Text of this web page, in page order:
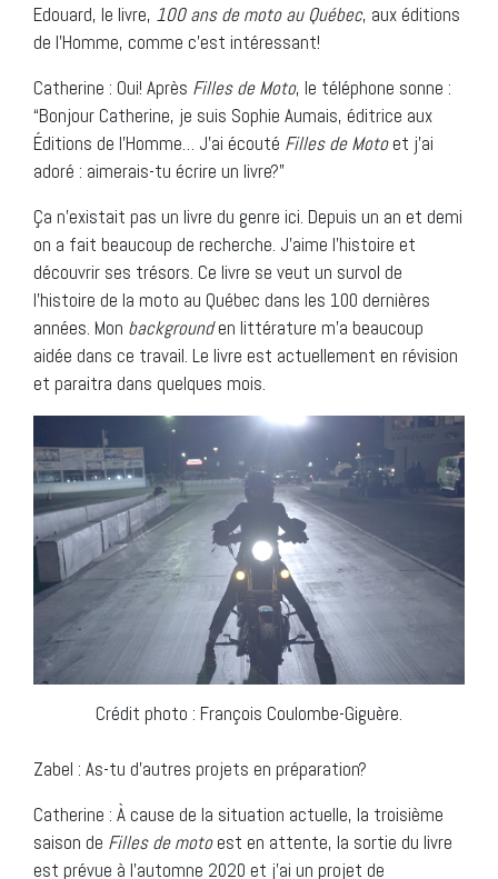
Edouard, le livre, 100 ans de moto au Québec, aux éditions
de l’Homme, comme c’est intéressant!
Catherine : Oui! Après Filles de Moto, le téléphone sonne :
“Bonjour Catherine, je suis Sophie Aumais, éditrice aux
Éditions de l’Homme… J’ai écouté Filles de Motoet j’ai
adoré : aimerais-tu écrire un livre?”
Ça n’existait pas un livre du genre ici. Depuis un an et demi
on a fait beaucoup de recherche. J’aime l’histoire et
découvrir ses trésors. Ce livre se veut un survol de
l’histoire de la moto au Québec dans les 100 dernières
années. Mon backgrounden littérature m’a beaucoup
aidée dans ce travail. Le livre est actuellement en révision
et paraitra dans quelques mois.
Crédit photo : François Coulombe-Giguère.
Zabel : As-tu d’autres projets en préparation?
Catherine : À cause de la situation actuelle, la troisième
saison de Filles de motoest en attente, la sortie du livre
est prévue à l’automne 2020 et j’ai un projet de